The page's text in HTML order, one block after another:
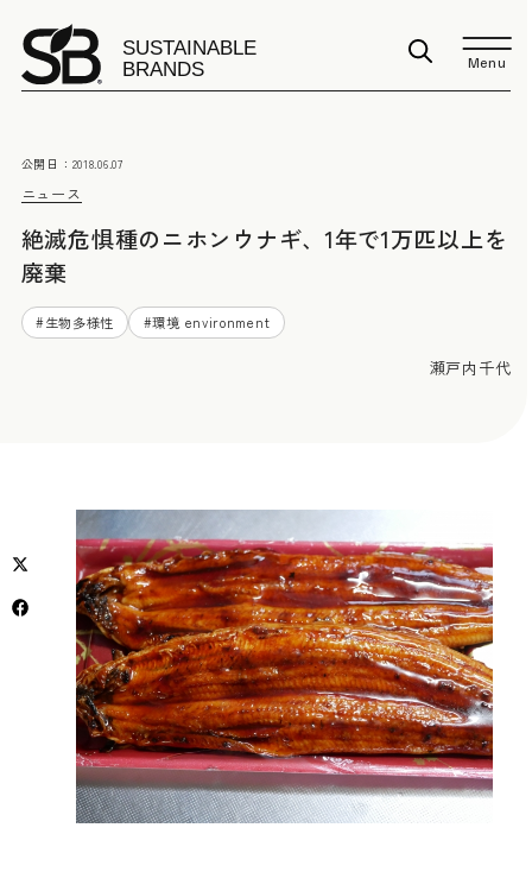
Menu
ニュース
公開日： 2018.06.07
絶滅危惧種のニホンウナギ、1年で1万匹以上を
廃棄
#生物多様性 #環境 environment
瀬戸内千代